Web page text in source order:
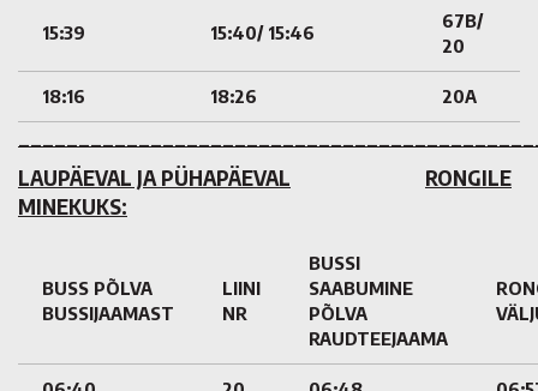
15:39 15:40/ 15:46
67B/
20
18:16 18:26 20A
LAUPÄEVAL JA PÜHAPÄEVAL
RONGILE
MINEKUKS:
BUSS PÕLVA
BUSSIJAAMAST
LIINI
NR
BUSSI
SAABUMINE
PÕLVA
RAUDTEEJAAMA